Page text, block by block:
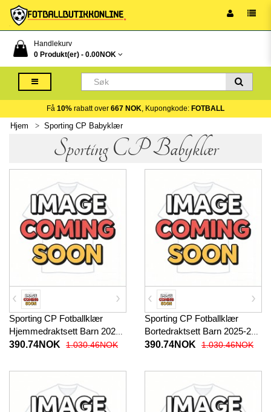
Handlekurv
0 Produkt(er) - 0.00NOK
Få 10% rabatt over 667 NOK, Kupongkode: FOTBALL
Hjem Sporting CP Babyklær
Sporting CP Babyklær
Sporting CP Fotballklær
Hjemmedraktsett Barn 2025-
26 Kortermet (+ korte bukser)
390.74NOK 1.030.46NOK
Sporting CP Fotballklær
Bortedraktsett Barn 2025-26
Kortermet (+ korte bukser)
390.74NOK 1.030.46NOK